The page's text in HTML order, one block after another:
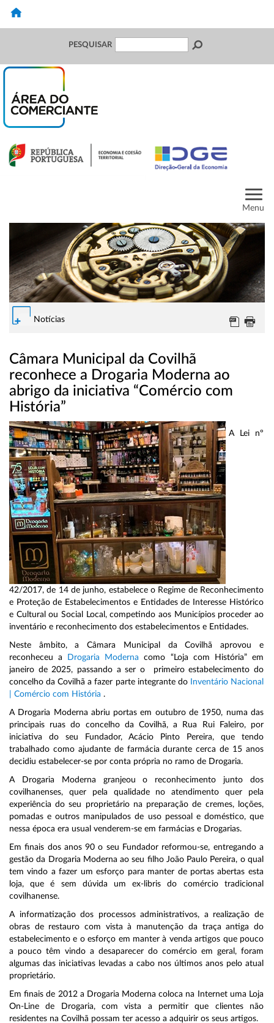
PESQUISAR
Menu
Notícias
Câmara Municipal da Covilhã
reconhece a Drogaria Moderna ao
abrigo da iniciativa “Comércio com
História”
A Lei nº
42/2017, de 14 de junho, estabelece o Regime de Reconhecimento
e Proteção de Estabelecimentos e Entidades de Interesse Histórico
e Cultural ou Social Local, competindo aos Municípios proceder ao
inventário e reconhecimento dos estabelecimentos e Entidades.
Neste âmbito, a Câmara Municipal da Covilhã aprovou e
reconheceu a
Drogaria Moderna como “Loja com História” em
janeiro de 2025, passando a ser o
primeiro estabelecimento do
concelho da Covilhã a fazer parte integrante do
Inventário Nacional
| Comércio com História .
A Drogaria Moderna abriu portas em outubro de 1950, numa das
principais ruas do concelho da Covilhã, a Rua Rui Faleiro, por
iniciativa do seu Fundador, Acácio Pinto Pereira, que tendo
trabalhado como ajudante de farmácia durante cerca de 15 anos
decidiu estabelecer-se por conta própria no ramo de Drogaria.
A Drogaria Moderna granjeou o reconhecimento junto dos
covilhanenses, quer pela qualidade no atendimento quer pela
experiência do seu proprietário na preparação de cremes, loções,
pomadas e outros manipulados de uso pessoal e doméstico, que
nessa época era usual venderem-se em farmácias e Drogarias.
Em finais dos anos 90 o seu Fundador reformou-se, entregando a
gestão da Drogaria Moderna ao seu filho João Paulo Pereira, o qual
tem vindo a fazer um esforço para manter de portas abertas esta
loja, que é sem dúvida um ex-libris do comércio tradicional
covilhanense.
A informatização dos processos administrativos, a realização de
obras de restauro com vista à manutenção da traça antiga do
estabelecimento e o esforço em manter à venda artigos que pouco
a pouco têm vindo a desaparecer do comércio em geral, foram
algumas das iniciativas levadas a cabo nos últimos anos pelo atual
proprietário.
Em finais de 2012 a Drogaria Moderna coloca na Internet uma Loja
On-Line de Drogaria, com vista a permitir que clientes não
residentes na Covilhã possam ter acesso a adquirir os seus artigos.